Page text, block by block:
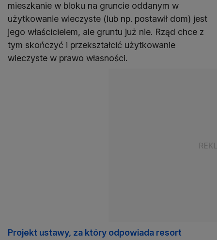
mieszkanie w bloku na gruncie oddanym w
użytkowanie wieczyste (lub np. postawił dom) jest
jego właścicielem, ale gruntu już nie. Rząd chce z
tym skończyć i przekształcić użytkowanie
wieczyste w prawo własności.
Projekt ustawy, za który odpowiada resort